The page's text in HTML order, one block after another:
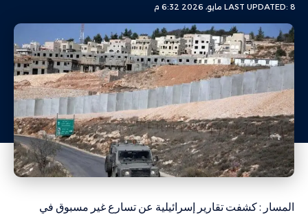
LAST UPDATED: 8 مايو، 2026 6:32 م
المسار : كشفت تقارير إسرائيلية عن تسارع غير مسبوق في